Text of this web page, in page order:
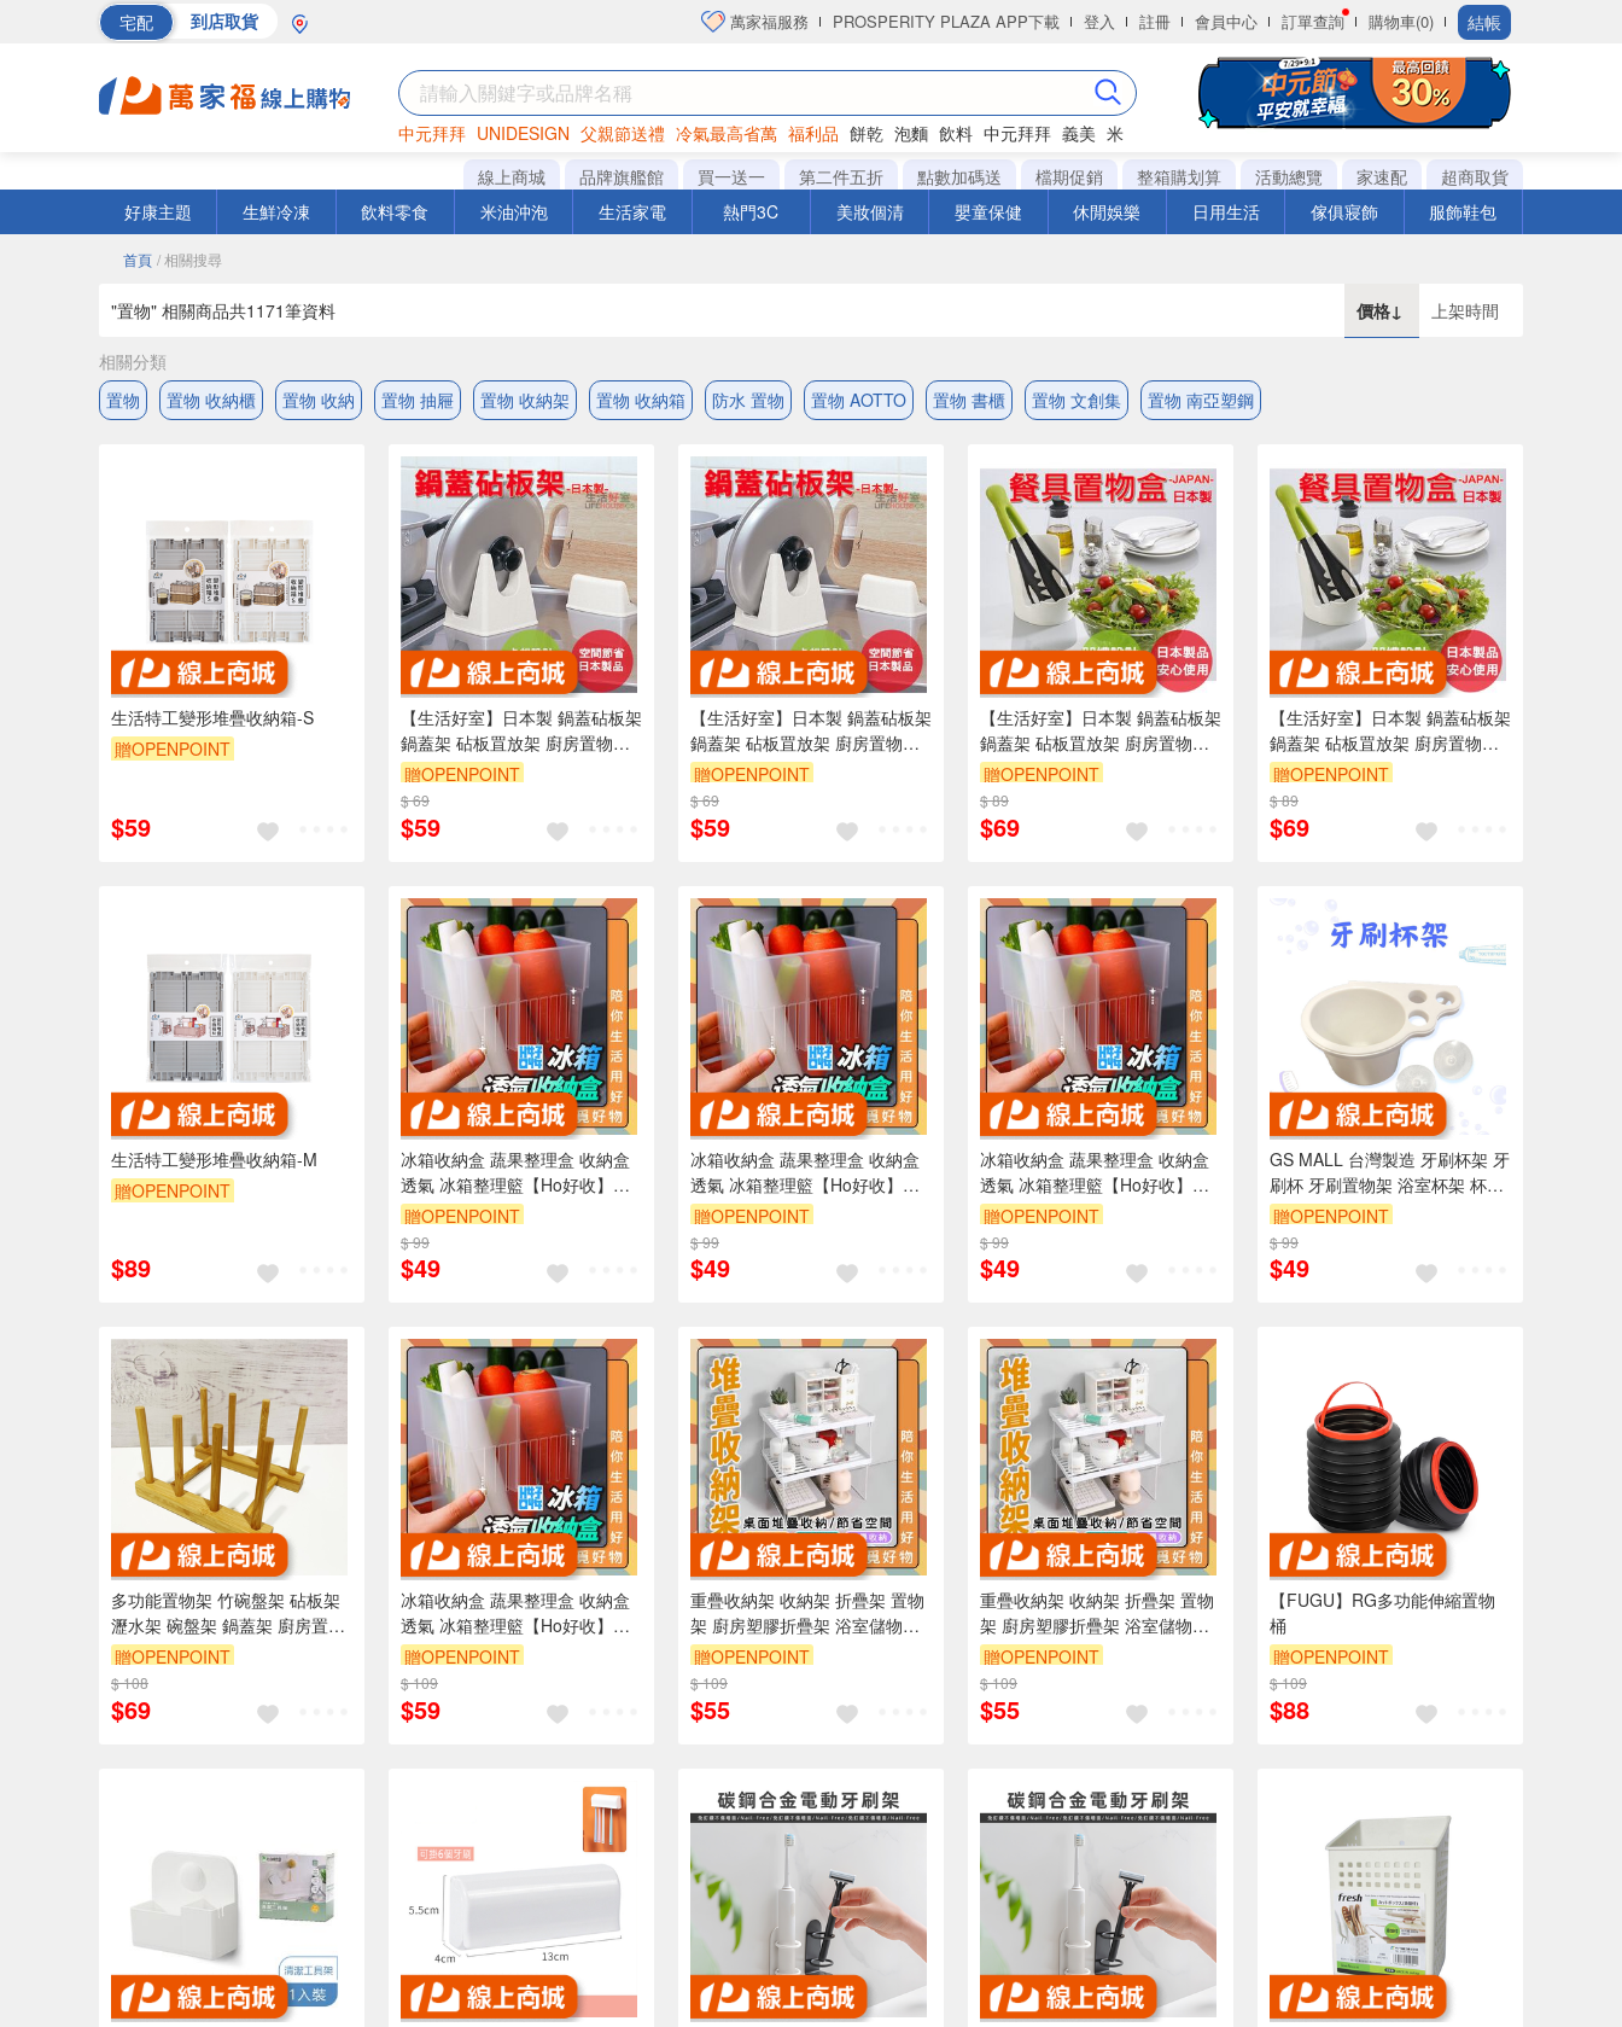
宅配 到店取貨 萬家福服務 PROSPERITY PLAZA APP下載 登入 註冊 會員中心 訂單查詢 購物車(0) 結帳
中元拜拜 UNIDESIGN 父親節送禮 冷氣最高省萬 福利品 餅乾 泡麵 飲料 中元拜拜 義美 米
罐頭 海苔 洋芋片
線上商城 品牌旗艦館 買一送一 第二件五折 點數加碼送 檔期促銷 整箱購划算 活動總覽 家速配
超商取貨
好康主題
生鮮冷凍 飲料零食 米油沖泡 生活家電 熱門3C 美妝個清 嬰童保健 休閒娛樂 日用生活 傢俱寢飾 服飾鞋包
首頁 / 相關搜尋
"置物" 相關商品共1171筆資料 價格↓ 上架時間
相關分類
置物
置物 收納櫃 置物 收納 置物 抽屜 置物 收納架 置物 收納箱 防水 置物 置物 AOTTO 置物 書櫃 置物 文創集 置物 南亞塑鋼
生活特工變形堆疊收納箱-S
贈OPENPOINT
$59
【生活好室】日本製 鍋蓋砧板架
鍋蓋架 砧板罝放架 廚房置物架
湯杓架 鍋蓋架 置物架 湯匙架 鍋
鏟架 廚房用品 收納架
贈OPENPOINT
訂單滿999享9折
$ 69
$59
【生活好室】日本製 鍋蓋砧板架
鍋蓋架 砧板罝放架 廚房置物架
湯杓架 鍋蓋架 置物架 湯匙架 鍋
鏟架 廚房用品 收納架
贈OPENPOINT
訂單滿999享9折
$ 69
$59
【生活好室】日本製 鍋蓋砧板架
鍋蓋架 砧板罝放架 廚房置物架
湯杓架 鍋蓋架 置物架 湯匙架 鍋
鏟架 廚房用品
贈OPENPOINT
訂單滿999享9折
$ 89
$69
【生活好室】日本製 鍋蓋砧板架
鍋蓋架 砧板罝放架 廚房置物架
湯杓架 鍋蓋架 置物架 湯匙架 鍋
鏟架 廚房用品
贈OPENPOINT
訂單滿999享9折
$ 89
$69
生活特工變形堆疊收納箱-M
贈OPENPOINT
$89
冰箱收納盒 蔬果整理盒 收納盒
透氣 冰箱整理籃【Ho好收】
【Ho覓好物】冰箱整理盒 置物
籃 冰箱置物盒 廚房收納架
贈OPENPOINT
$ 99
$49
冰箱收納盒 蔬果整理盒 收納盒
透氣 冰箱整理籃【Ho好收】
【Ho覓好物】冰箱整理盒 置物
籃 冰箱置物盒 廚房收納架
贈OPENPOINT
$ 99
$49
冰箱收納盒 蔬果整理盒 收納盒
透氣 冰箱整理籃【Ho好收】
【Ho覓好物】冰箱整理盒 置物
籃 冰箱置物盒 廚房收納架
贈OPENPOINT
$ 99
$49
GS MALL 台灣製造 牙刷杯架 牙
刷杯 牙刷置物架 浴室杯架 杯架
牙刷收納 牙刷盒 浴室收納
贈OPENPOINT
$ 99
$49
多功能置物架 竹碗盤架 砧板架
瀝水架 碗盤架 鍋蓋架 廚房置物
架 置杯架 書架
贈OPENPOINT
$ 108
$69
冰箱收納盒 蔬果整理盒 收納盒
透氣 冰箱整理籃【Ho好收】
【Ho覓好物】冰箱整理盒 置物
籃 冰箱置物盒 廚房收納架
贈OPENPOINT
$ 109
$59
重疊收納架 收納架 折疊架 置物
架 廚房塑膠折疊架 浴室儲物架
【Ho覓好物】重疊收納架
JP3199 JP3200
贈OPENPOINT
$ 109
$55
重疊收納架 收納架 折疊架 置物
架 廚房塑膠折疊架 浴室儲物架
【Ho覓好物】重疊收納架
JP3199 JP3200
贈OPENPOINT
$ 109
$55
【FUGU】RG多功能伸縮置物
桶
贈OPENPOINT
$ 109
$88